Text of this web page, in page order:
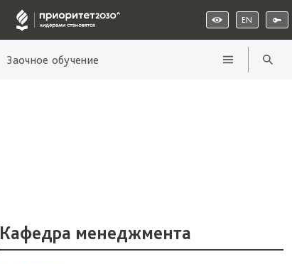
EN
Заочное обучение
Кафедра менеджмента